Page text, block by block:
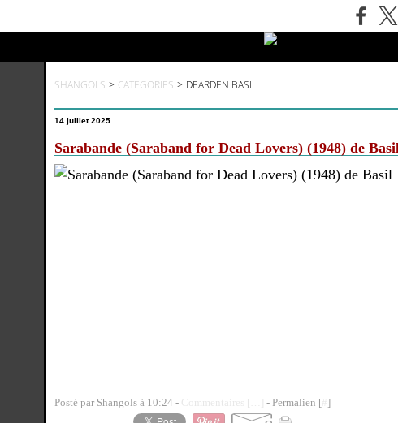
SHANGOLS > CATEGORIES > DEARDEN BASIL
14 juillet 2025
Sarabande (Saraband for Dead Lovers) (1948) de
Posté par Shangols à 10:24 - Commentaires [ - Permalien [ ]